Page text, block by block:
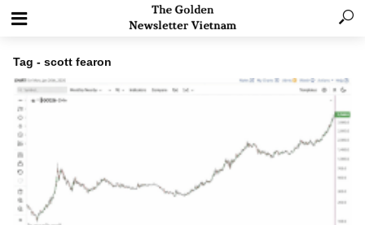
Tag - scott fearon